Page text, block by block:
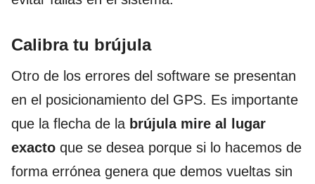
Calibra tu brújula
Otro de los errores del software se presentan
en el posicionamiento del GPS. Es importante
que la flecha de la brújula mire al lugar
exacto que se desea porque si lo hacemos de
forma errónea genera que demos vueltas sin